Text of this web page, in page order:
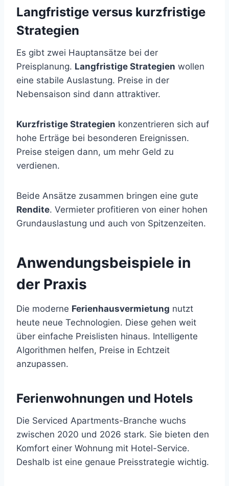
Langfristige versus kurzfristige
Strategien
Es gibt zwei Hauptansätze bei der
Preisplanung. Langfristige Strategien wollen
eine stabile Auslastung. Preise in der
Nebensaison sind dann attraktiver.
Kurzfristige Strategien konzentrieren sich auf
hohe Erträge bei besonderen Ereignissen.
Preise steigen dann, um mehr Geld zu
verdienen.
Beide Ansätze zusammen bringen eine gute
Rendite. Vermieter profitieren von einer hohen
Grundauslastung und auch von Spitzenzeiten.
Anwendungsbeispiele in
der Praxis
Die moderne Ferienhausvermietung nutzt
heute neue Technologien. Diese gehen weit
über einfache Preislisten hinaus. Intelligente
Algorithmen helfen, Preise in Echtzeit
anzupassen.
Ferienwohnungen und Hotels
Die Serviced Apartments-Branche wuchs
zwischen 2020 und 2026 stark. Sie bieten den
Komfort einer Wohnung mit Hotel-Service.
Deshalb ist eine genaue Preisstrategie wichtig.